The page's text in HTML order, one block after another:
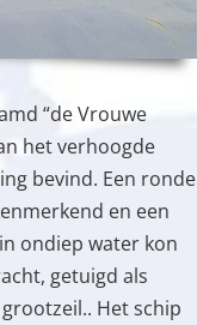
“de Vrouwe
het verhoogde
bevind. Een ronde
en een
ondiep water kon
getuigd als
Het schip